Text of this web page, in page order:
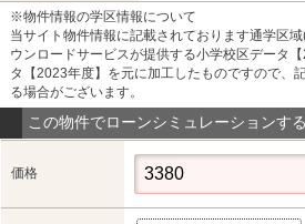
※物件情報の学区情報について
当サイト物件情報に記載されております通学区
ウンロードサービスが提供する小学校区データ
タ【2023年度】を元に加工したものですので、
る場合がございます。
この物件でローンシミュレーションする
価格